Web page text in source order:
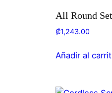
All Round Set
₡1,243.00
Añadir al